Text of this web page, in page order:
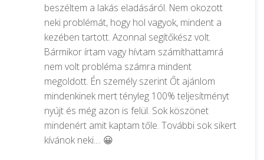
beszéltem a lakás eladásáról. Nem okozott
neki problémát, hogy hol vagyok, mindent a
kezében tartott. Azonnal segítőkész volt.
Bármikor írtam vagy hívtam számíthattamrá
nem volt probléma számra mindent
megoldott. Én személy szerint Őt ajánlom
mindenkinek mert tényleg 100% teljesítményt
nyújt és még azon is felül. Sok köszönet
mindenért amit kaptam tőle. További sok sikert
kívánok neki.... 😀